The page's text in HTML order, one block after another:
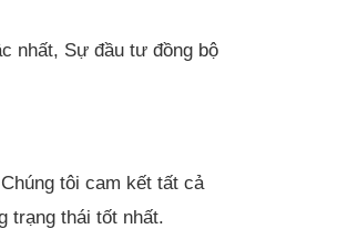
nhất, Sự đầu tư đồng bộ
tôi cam kết tất cả
trạng thái tốt nhất.